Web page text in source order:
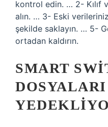
kontrol edin. … 2- Kılıf
alın. … 3- Eski
şekilde saklayın. … 5-
ortadan kaldırın.
SMART